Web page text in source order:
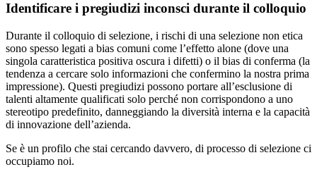
Identificare i pregiudizi inconsci durante il colloquio
Durante il colloquio di selezione, i rischi di una selezione non etica
sono spesso legati a bias comuni come l’effetto alone (dove una
singola caratteristica positiva oscura i difetti) o il bias di conferma (la
tendenza a cercare solo informazioni che confermino la nostra prima
impressione). Questi pregiudizi possono portare all’esclusione di
talenti altamente qualificati solo perché non corrispondono a uno
stereotipo predefinito, danneggiando la diversità interna e la capacità
di innovazione dell’azienda.
Se è un profilo che stai cercando davvero, di processo di selezione ci
occupiamo noi.